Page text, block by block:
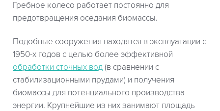
Гребное колесо работает постоянно для
предотвращения оседания биомассы.
Подобные сооружения находятся в эксплуатации с
1950-х годов с целью более эффективной
обработки сточных вод (в сравнении с
стабилизационными прудами) и получения
биомассы для потенциального производства
энергии. Крупнейшие из них занимают площадь